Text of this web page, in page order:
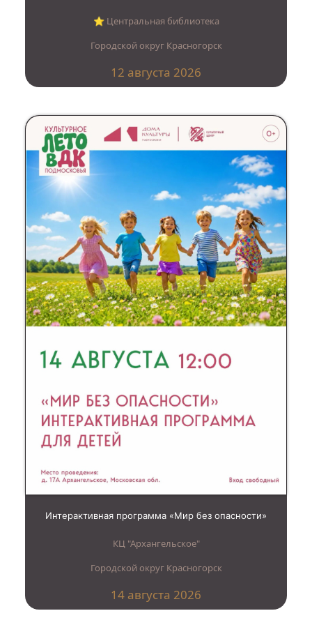
⭐︎ Центральная библиотека
Городской округ Красногорск
12 августа 2026
Интерактивная программа «Мир без опасности»
КЦ "Архангельское"
Городской округ Красногорск
14 августа 2026